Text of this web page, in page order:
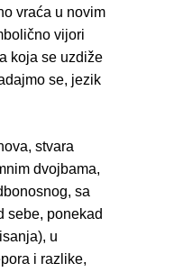
vraća u novim
vijori
koja se uzdiže
se, jezik
stvara
dvojbama,
sa
sebe, ponekad
u
i razlike,